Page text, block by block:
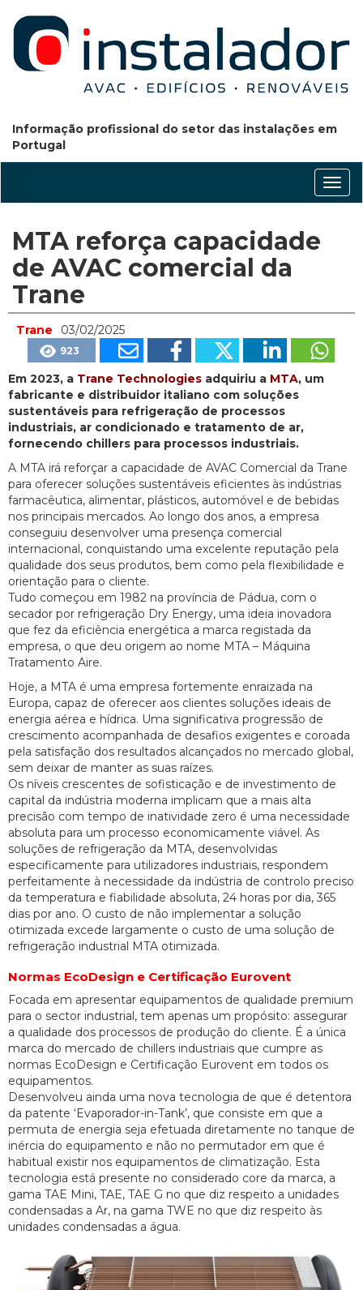
Informação profissional do setor das instalações em
Portugal
MTA reforça capacidade
de AVAC comercial da
Trane
Trane 03/02/2025
923
Em 2023, a Trane Technologies adquiriu a MTA, um
fabricante e distribuidor italiano com soluções
sustentáveis para refrigeração de processos
industriais, ar condicionado e tratamento de ar,
fornecendo chillers para processos industriais.
A MTA irá reforçar a capacidade de AVAC Comercial da Trane
para oferecer soluções sustentáveis eficientes às indústrias
farmacêutica, alimentar, plásticos, automóvel e de bebidas
nos principais mercados. Ao longo dos anos, a empresa
conseguiu desenvolver uma presença comercial
internacional, conquistando uma excelente reputação pela
qualidade dos seus produtos, bem como pela flexibilidade e
orientação para o cliente.
Tudo começou em 1982 na província de Pádua, com o
secador por refrigeração Dry Energy, uma ideia inovadora
que fez da eficiência energética a marca registada da
empresa, o que deu origem ao nome MTA – Máquina
Tratamento Aire.
Hoje, a MTA é uma empresa fortemente enraizada na
Europa, capaz de oferecer aos clientes soluções ideais de
energia aérea e hídrica. Uma significativa progressão de
crescimento acompanhada de desafios exigentes e coroada
pela satisfação dos resultados alcançados no mercado global,
sem deixar de manter as suas raízes.
Os níveis crescentes de sofisticação e de investimento de
capital da indústria moderna implicam que a mais alta
precisão com tempo de inatividade zero é uma necessidade
absoluta para um processo economicamente viável. As
soluções de refrigeração da MTA, desenvolvidas
especificamente para utilizadores industriais, respondem
perfeitamente à necessidade da indústria de controlo preciso
da temperatura e fiabilidade absoluta, 24 horas por dia, 365
dias por ano. O custo de não implementar a solução
otimizada excede largamente o custo de uma solução de
refrigeração industrial MTA otimizada.
Normas EcoDesign e Certificação Eurovent
Focada em apresentar equipamentos de qualidade premium
para o sector industrial, tem apenas um propósito: assegurar
a qualidade dos processos de produção do cliente. É a única
marca do mercado de chillers industriais que cumpre as
normas EcoDesign e Certificação Eurovent em todos os
equipamentos.
Desenvolveu ainda uma nova tecnologia de que é detentora
da patente ‘Evaporador-in-Tank’, que consiste em que a
permuta de energia seja efetuada diretamente no tanque de
inércia do equipamento e não no permutador em que é
habitual existir nos equipamentos de climatização. Esta
tecnologia está presente no considerado core da marca, a
gama TAE Mini, TAE, TAE G no que diz respeito a unidades
condensadas a Ar, na gama TWE no que diz respeito às
unidades condensadas a água.